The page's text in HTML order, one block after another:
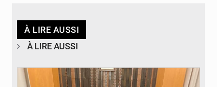
À LIRE AUSSI
À LIRE AUSSI